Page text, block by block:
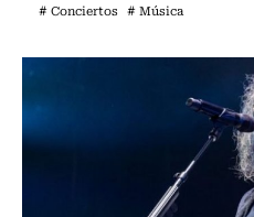
# Conciertos # Música